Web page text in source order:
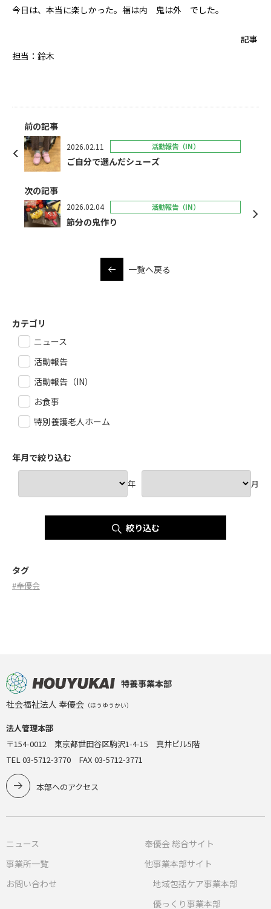
今日は、本当に楽しかった。福は内 鬼は外 でした。
記事
担当：鈴木
前の記事
2026.02.11 活動報告（IN）
ご自分で選んだシューズ
次の記事
2026.02.04 活動報告（IN）
節分の鬼作り
一覧へ戻る
カテゴリ
ニュース
活動報告
活動報告（IN）
お食事
特別養護老人ホーム
年月で絞り込む
年 月
絞り込む
タグ
#奉優会
特養事業本部
社会福祉法人 奉優会 （ほうゆうかい）
法人管理本部
〒154-0012 東京都世田谷区駒沢1-4-15 真井ビル5階
TEL 03-5712-3770 FAX 03-5712-3771
本部へのアクセス
ニュース
事業所一覧
お問い合わせ
奉優会 総合サイト
他事業本部サイト
地域包括ケア事業本部
優っくり事業本部